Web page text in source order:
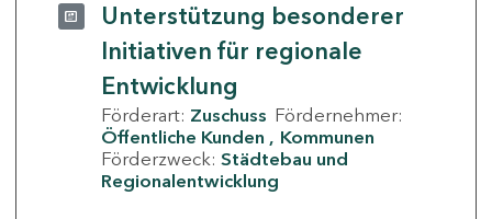
Unterstützung besonderer
Initiativen für regionale
Entwicklung
Förderart: Zuschuss Fördernehmer:
Öffentliche Kunden
Kommunen
Förderzweck: Städtebau und
Regionalentwicklung